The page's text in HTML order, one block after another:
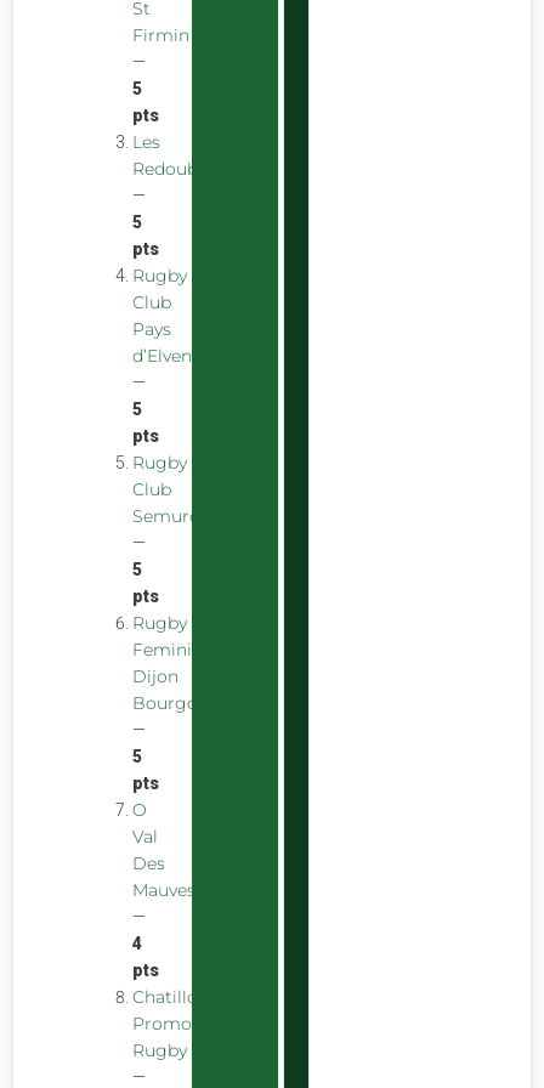
St
Firmin
—
5
pts
Les
Redoubstables
—
5
pts
Rugby
Club
Pays
d’Elven
—
5
pts
Rugby
Club
Semurois
—
5
pts
Rugby
Feminin
Dijon
Bourgogne
—
5
pts
O
Val
Des
Mauves
—
4
pts
Chatillon
Promotion
Rugby
—